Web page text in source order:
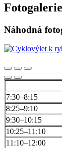
Fotogalerie
Náhodná
7:30–8:15
8:25–9:10
9:30–10:15
10:25–11:10
11:10–12:00